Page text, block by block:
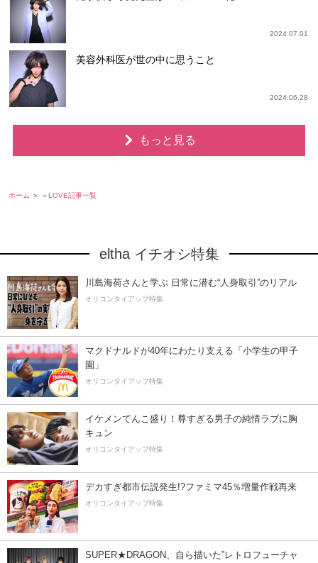
2024.07.01
美容外科医が世の中に思うこと
2024.06.28
もっと見る
ホーム ＝LOVE記事一覧
eltha イチオシ特集
川島海荷さんと学ぶ 日常に潜む“人身取引”のリアル
オリコンタイアップ特集
マクドナルドが40年にわたり支える「小学生の甲子
園」
オリコンタイアップ特集
イケメンてんこ盛り！尊すぎる男子の純情ラブに胸
キュン
オリコンタイアップ特集
デカすぎ都市伝説発生!?ファミマ45％増量作戦再来
オリコンタイアップ特集
SUPER★DRAGON、自ら描いた”レトロフューチャ